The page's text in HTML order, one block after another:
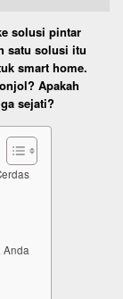
solusi pintar
satu solusi itu
smart home.
Apakah
sejati?
Anda